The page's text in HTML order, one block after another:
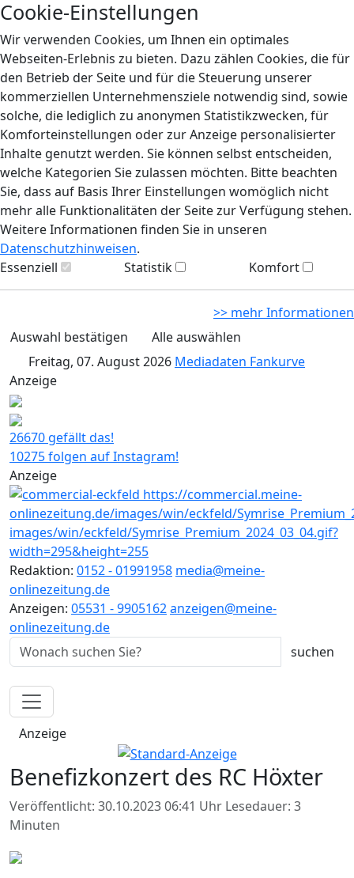
Cookie-Einstellungen
Wir verwenden Cookies, um Ihnen ein optimales
Webseiten-Erlebnis zu bieten. Dazu zählen Cookies, die für
den Betrieb der Seite und für die Steuerung unserer
kommerziellen Unternehmensziele notwendig sind, sowie
solche, die lediglich zu anonymen Statistikzwecken, für
Komforteinstellungen oder zur Anzeige personalisierter
Inhalte genutzt werden. Sie können selbst entscheiden,
welche Kategorien Sie zulassen möchten. Bitte beachten
Sie, dass auf Basis Ihrer Einstellungen womöglich nicht
mehr alle Funktionalitäten der Seite zur Verfügung stehen.
Weitere Informationen finden Sie in unseren
Datenschutzhinweisen.
Essenziell
Statistik Komfort
>> mehr Informationen
Auswahl bestätigen
Alle auswählen
Freitag, 07. August 2026 Mediadaten Fankurve
Anzeige
26670 gefällt das!
10275 folgen auf Instagram!
Anzeige
Redaktion: 0152 - 01991958 media@meine-
onlinezeitung.de
Anzeigen: 05531 - 9905162anzeigen@meine-
onlinezeitung.de
Anzeige
Benefizkonzert des RC Höxter
Veröffentlicht: 30.10.2023 06:41 Uhr Lesedauer: 3
Minuten